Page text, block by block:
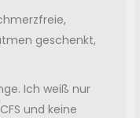
geschenkt,
Ich weiß nur
und keine